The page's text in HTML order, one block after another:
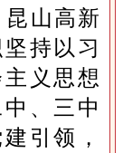
山高新
持以习
义思想
、三中
引领，